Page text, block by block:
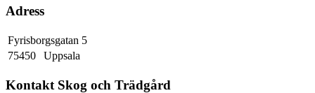
Adress
Fyrisborgsgatan 5
75450
Uppsala
Kontakt Skog och Trädgård